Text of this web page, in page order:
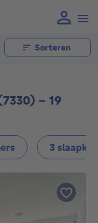
Sorteren
- 19
3